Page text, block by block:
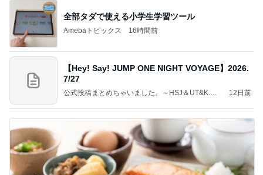
全部タダで使える小学生学習ツール
Amebaトピックス 16時間前
【Hey! Say! JUMP ONE NIGHT VOYAGE】2026.
7/27
公式投稿まとめちゃいました。～HSJ＆UT&K.O.
12日前